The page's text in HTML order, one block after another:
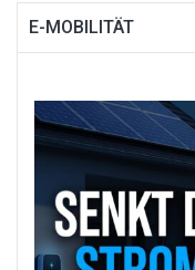
E-MOBILITÄT